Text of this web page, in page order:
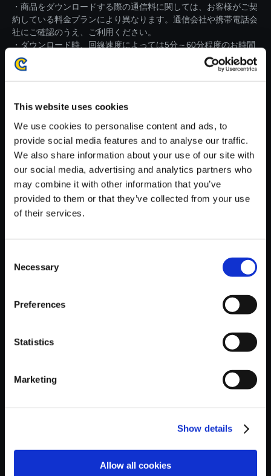
This website uses cookies
We use cookies to personalise content and ads, to
provide social media features and to analyse our traffic.
We also share information about your use of our site with
our social media, advertising and analytics partners who
may combine it with other information that you’ve
provided to them or that they’ve collected from your use
of their services.
Selection
Necessary
Preferences
Statistics
Marketing
Show details
Allow all cookies
・商品をダウンロードする際の通信料に関しては、お客様がご契
約している料金プランにより異なります。通信会社や携帯電話会
社にご確認のうえ、ご利用ください。
・ダウンロード時、回線速度によっては5分～60分程度のお時間
がかかる場合がございます。
※ご購入いただいたファイルのダウンロードの際には、通信環境
が安定しているWifi環境でお試しください。
【単曲】逆転検事 オリジナル・
サウンドトラック 追究 ～つきつ
めたくて
おすすめ商品